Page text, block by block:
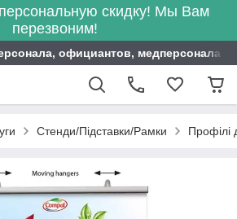
скидку! Мы Вам
перезвоним!
официантов, медперсонала
Стенди/Підставки/Рамки Профілі